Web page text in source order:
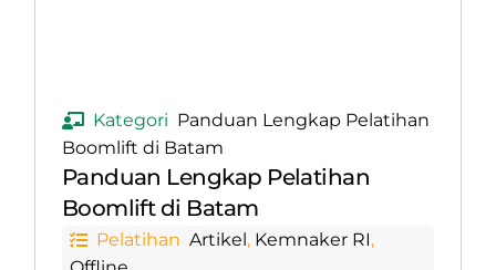
Kategori Panduan Lengkap Pelatihan
Boomlift di Batam
Panduan Lengkap Pelatihan
Boomlift di Batam
Pelatihan Artikel, Kemnaker RI,